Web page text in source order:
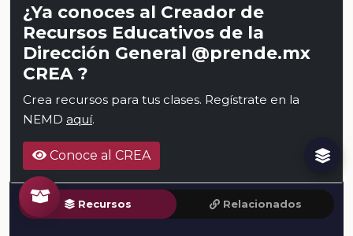
¿Ya conoces al Creador de
Recursos Educativos de la
Dirección General @prende.mx
CREA ?
Crea recursos para tus clases. Regístrate en la
NEMD aquí.
Conoce al CREA
Recursos Relacionados